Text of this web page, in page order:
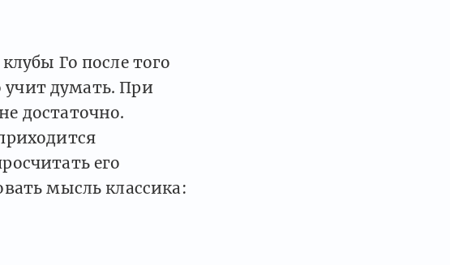
Го после того
учит думать. При
достаточно.
его
мысль классика: